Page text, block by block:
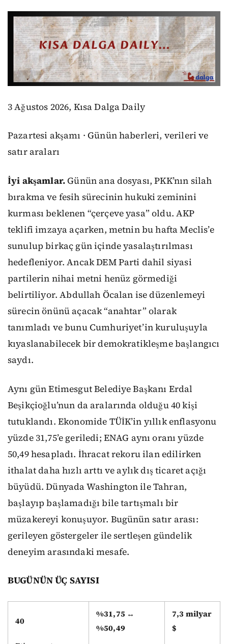
3 Ağustos 2026, Kısa Dalga Daily
Pazartesi akşamı · Günün haberleri, verileri ve
satır araları
İyi akşamlar.Günün ana dosyası, PKK’nın silah
bırakma ve fesih sürecinin hukuki zeminini
kurması beklenen “çerçeve yasa” oldu. AKP
teklifi imzaya açarken, metnin bu hafta Meclis’e
sunulup birkaç gün içinde yasalaştırılması
hedefleniyor. Ancak DEM Parti dahil siyasi
partilerin nihai metni henüz görmediği
belirtiliyor. Abdullah Öcalan ise düzenlemeyi
sürecin önünü açacak “anahtar” olarak
tanımladı ve bunu Cumhuriyet’in kuruluşuyla
kıyaslanabilecek bir demokratikleşme başlangıcı
saydı.
Aynı gün Etimesgut Belediye Başkanı Erdal
Beşikçioğlu’nun da aralarında olduğu 40 kişi
tutuklandı. Ekonomide TÜİK’in yıllık enflasyonu
yüzde 31,75’e geriledi; ENAG aynı oranı yüzde
50,49 hesapladı. İhracat rekoru ilan edilirken
ithalat daha hızlı arttı ve aylık dış ticaret açığı
büyüdü. Dünyada Washington ile Tahran,
başlayıp başlamadığı bile tartışmalı bir
müzakereyi konuşuyor. Bugünün satır arası:
gerileyen göstergeler ile sertleşen gündelik
deneyim arasındaki mesafe.
BUGÜNÜN ÜÇ SAYISI
40
%31,75 ↔
%50,49
7,3 milyar
$